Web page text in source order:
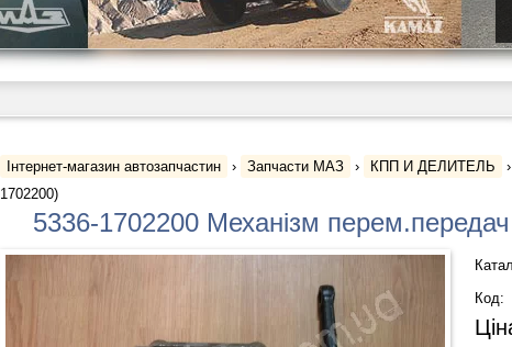
Інтернет-магазин автозапчастин › Запчасти МАЗ › КПП И ДЕЛИТЕЛЬ ›
1702200)
5336-1702200 Механізм
Код: